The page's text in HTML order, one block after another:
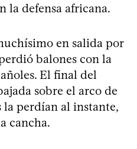
la defensa africana.
en salida por
balones con la
El final del
sobre el arco de
la perdían al instante,
cancha.